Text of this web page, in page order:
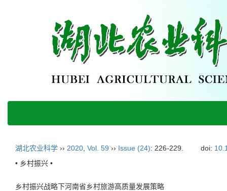
湖北农业科学 ›› 2020 Vol. 59 ›› Issue (24): 226-229. doi:
• 乡村振兴 •
乡村振兴战略下河南省乡村旅游高质量发展策略